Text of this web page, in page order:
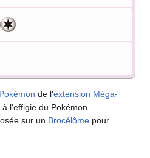
de l'extension Méga-
, à l'effigie du Pokémon
sur un Brocélôme pour